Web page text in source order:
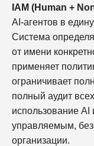
IAM (Human +
AI-агентов в
Система
от имени
применяет
ограничивает
полный аудит
использование
управляемым,
организации.